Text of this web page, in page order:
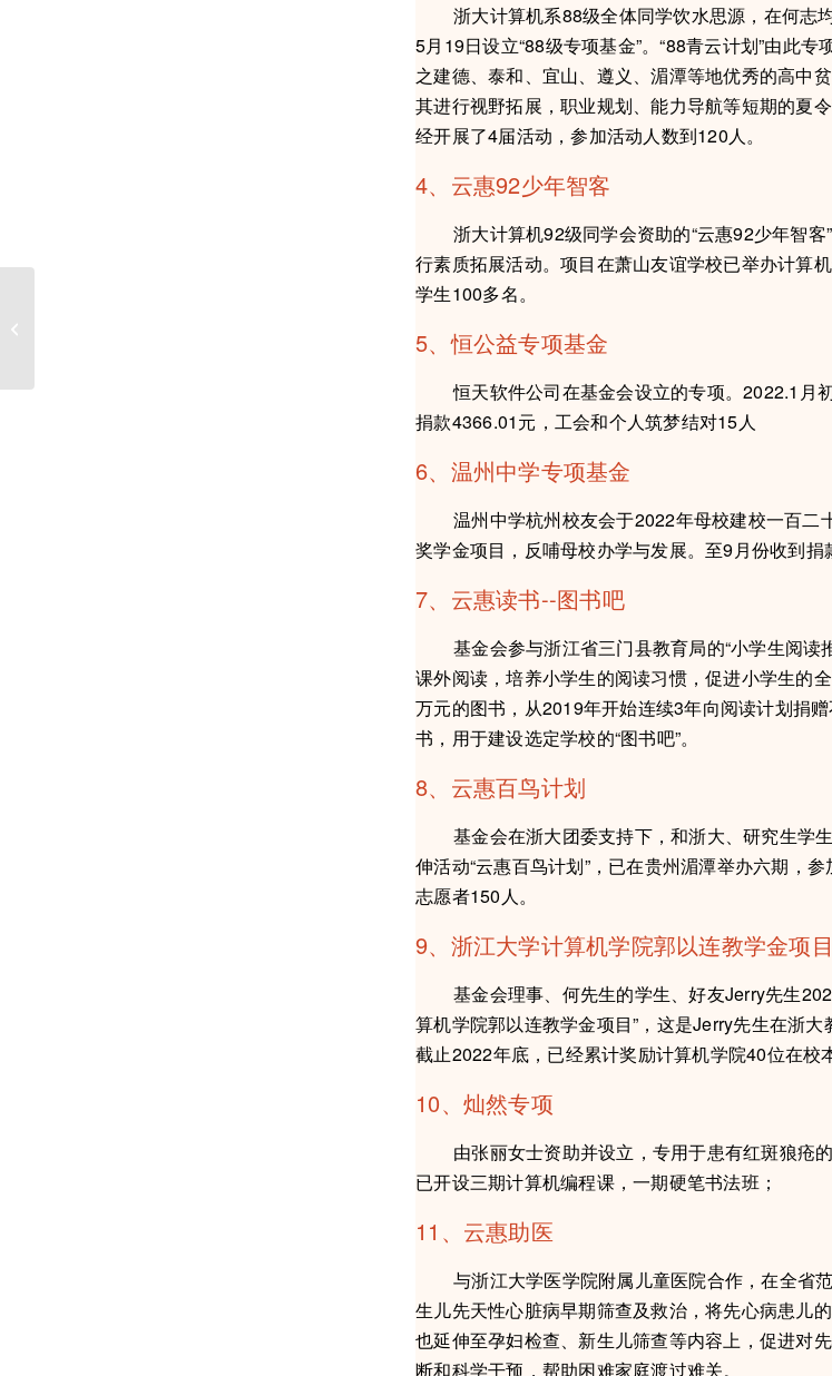
浙大计算机系88级全体同学饮水思源，在何志
5月19日设立“88级专项基金”。“88青云计划”由此
之建德、泰和、宜山、遵义、湄潭等地优秀的高中
其进行视野拓展，职业规划、能力导航等短期的夏
经开展了4届活动，参加活动人数到120人。
4、云惠92少年智客
浙大计算机92级同学会资助的“云惠92少年智客
行素质拓展活动。项目在萧山友谊学校已举办计算
学生100多名。
5、恒公益专项基金
恒天软件公司在基金会设立的专项。2022.1月
捐款4366.01元，工会和个人筑梦结对15人
6、温州中学专项基金
温州中学杭州校友会于2022年母校建校一百二
奖学金项目，反哺母校办学与发展。至9月份收到捐
7、云惠读书--图书吧
基金会参与浙江省三门县教育局的“小学生阅读
课外阅读，培养小学生的阅读习惯，促进小学生的
万元的图书，从2019年开始连续3年向阅读计划捐
书，用于建设选定学校的“图书吧”。
8、云惠百鸟计划
基金会在浙大团委支持下，和浙大、研究生学
伸活动“云惠百鸟计划”，已在贵州湄潭举办六期，
志愿者150人。
9、浙江大学计算机学院郭以连教学金项目
基金会理事、何先生的学生、好友Jerry先生
算机学院郭以连教学金项目”，这是Jerry先生在浙大
截止2022年底，已经累计奖励计算机学院40位在校
10、灿然专项
由张丽女士资助并设立，专用于患有红斑狼疮的
已开设三期计算机编程课，一期硬笔书法班；
11、云惠助医
与浙江大学医学院附属儿童医院合作，在全省
生儿先天性心脏病早期筛查及救治，将先心病患儿
也延伸至孕妇检查、新生儿筛查等内容上，促进对
断和科学干预，帮助困难家庭渡过难关。